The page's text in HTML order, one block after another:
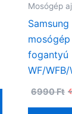
Mosógép
fogantyú
WF/WFB/
6990Ft